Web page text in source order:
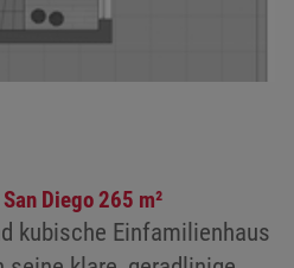
Diego 265 m²
kubische Einfamilienhaus